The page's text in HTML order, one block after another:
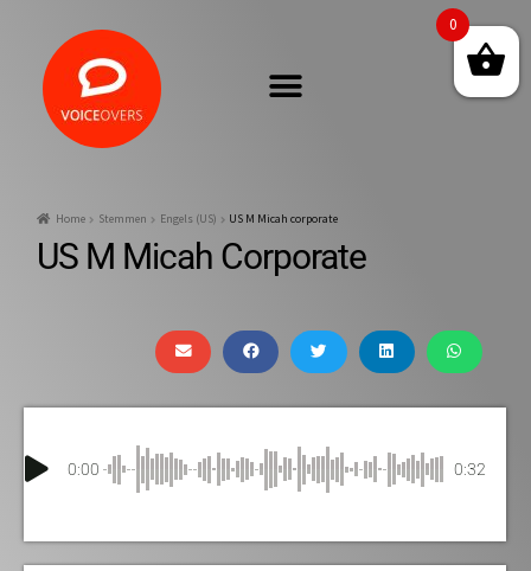
Home Stemmen Engels (US) US M Micah corporate
US M Micah Corporate
0:00 0:32
0